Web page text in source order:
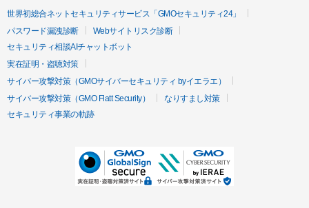
世界初総合ネットセキュリティサービス「GMOセキュリティ24」
パスワード漏洩診断
Webサイトリスク診断
セキュリティ相談AIチャットボット
実在証明・盗聴対策
サイバー攻撃対策（GMOサイバーセキュリティ byイエラエ）
サイバー攻撃対策（GMO Flatt Security）
なりすまし対策
セキュリティ事業の軌跡